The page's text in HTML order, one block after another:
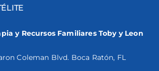
y Recursos Familiares Toby y Leon
Coleman Blvd. Boca Ratón, FL